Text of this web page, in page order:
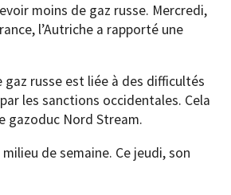
moins de gaz russe. Mercredi,
l’Autriche a rapporté une
russe est liée à des difficultés
les sanctions occidentales. Cela
gazoduc Nord Stream.
de semaine. Ce jeudi, son